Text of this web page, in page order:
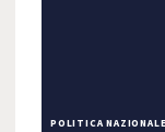
POLITICA NAZIONALE